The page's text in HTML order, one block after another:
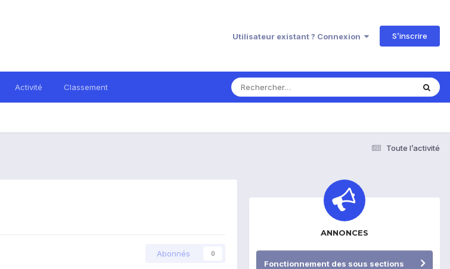
Utilisateur existant ? Connexion S’inscrire
Activité Classement
Toute l’activité
Abonnés 0
ANNONCES
Fonctionnement des sous sections